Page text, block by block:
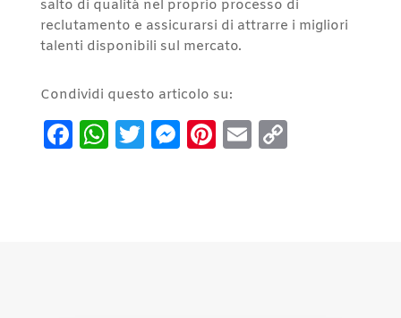
salto di qualità nel proprio processo di
reclutamento e assicurarsi di attrarre i migliori
talenti disponibili sul mercato.
Condividi questo articolo su:
Facebook
WhatsApp
Twitter
Messenger
Pinterest
EmailCopy